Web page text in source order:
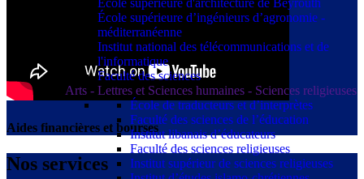
École supérieure d’ingénieurs d’agronomie -
méditerranéenne
Institut national des télécommunications et de
l'informatique
Faculté des sciences
Arts - Lettres et Sciences humaines - Sciences religieuses
École de traducteurs et d’interprètes
Faculté des sciences de l’éducation
Institut libanais d’éducateurs
Faculté des sciences religieuses
Institut supérieur de sciences religieuses
Aides financières et bourses
Nos services